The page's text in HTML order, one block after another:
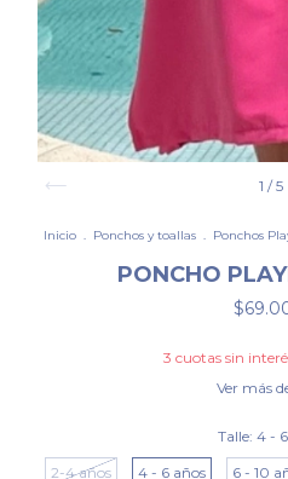
1 /5
Inicio . Ponchos y toallas . Ponchos
PONCHO
3 cuotas sin
Ver más
Talle: 4 -
2-4 años
4 - 6 años 6 - 10